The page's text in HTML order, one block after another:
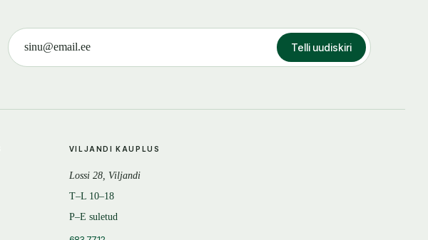
Telli uudiskiri
VILJANDI KAUPLUS
Lossi 28, Viljandi
T–L 10–18
P–E suletud